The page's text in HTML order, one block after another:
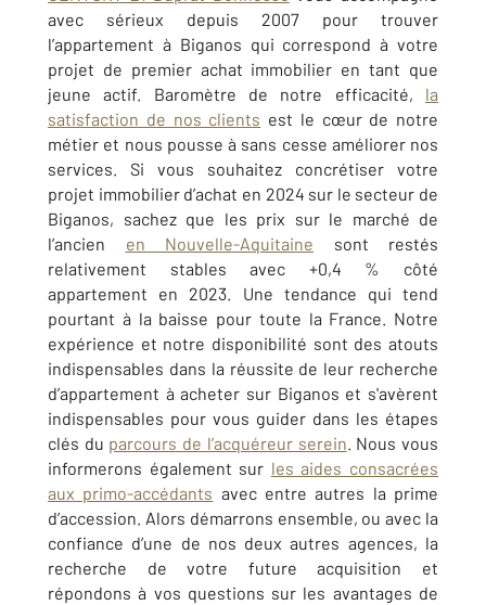
avec sérieux depuis 2007 pour trouver
l’appartement à Biganos qui correspond à votre
projet de premier achat immobilier en tant que
jeune actif. Baromètre de notre efficacité, la
satisfaction de nos clients est le cœur de notre
métier et nous pousse à sans cesse améliorer nos
services. Si vous souhaitez concrétiser votre
projet immobilier d’achat en 2024 sur le secteur de
Biganos, sachez que les prix sur le marché de
l’ancien en Nouvelle-Aquitaine sont restés
relativement stables avec +0,4 % côté
appartement en 2023. Une tendance qui tend
pourtant à la baisse pour toute la France. Notre
expérience et notre disponibilité sont des atouts
indispensables dans la réussite de leur recherche
d’appartement à acheter sur Biganos et s'avèrent
indispensables pour vous guider dans les étapes
clés du parcours de l’acquéreur serein. Nous vous
informerons également sur les aides consacrées
aux primo-accédants avec entre autres la prime
d’accession. Alors démarrons ensemble, ou avec la
confiance d’une de nos deux autres agences, la
recherche de votre future acquisition et
répondons à vos questions sur les avantages de